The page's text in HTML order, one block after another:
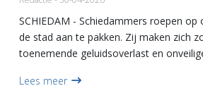
SCHIEDAM - Schiedammers roepen
de stad aan te pakken. Zij maken zich
toenemende geluidsoverlast en
st...
Lees meer